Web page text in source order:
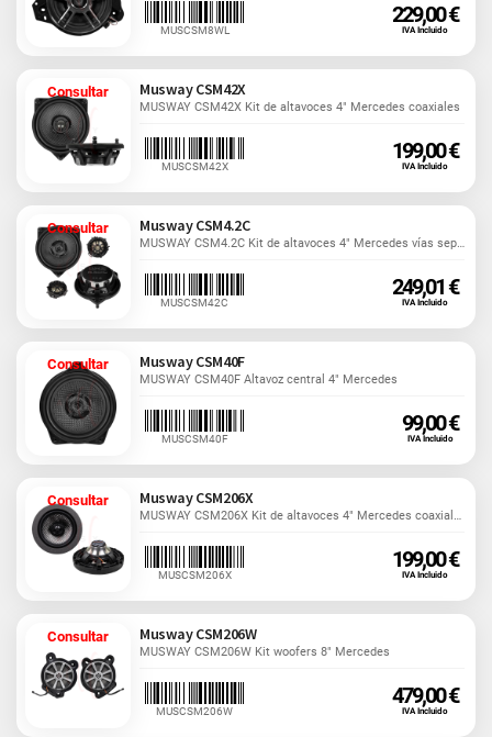
MUSCSM8WL
229,00 €
IVA Incluido
Consultar Musway CSM42X
MUSWAY CSM42X Kit de altavoces 4" Mercedes coaxiales
MUSCSM42X
199,00 €
IVA Incluido
Consultar Musway CSM4.2C
MUSWAY CSM4.2C Kit de altavoces 4" Mercedes vías separadas
MUSCSM42C
249,01 €
IVA Incluido
Consultar Musway CSM40F
MUSWAY CSM40F Altavoz central 4" Mercedes
MUSCSM40F
99,00 €
IVA Incluido
Consultar Musway CSM206X
MUSWAY CSM206X Kit de altavoces 4" Mercedes coaxiales
MUSCSM206X
199,00 €
IVA Incluido
Consultar Musway CSM206W
MUSWAY CSM206W Kit woofers 8" Mercedes
MUSCSM206W
479,00 €
IVA Incluido